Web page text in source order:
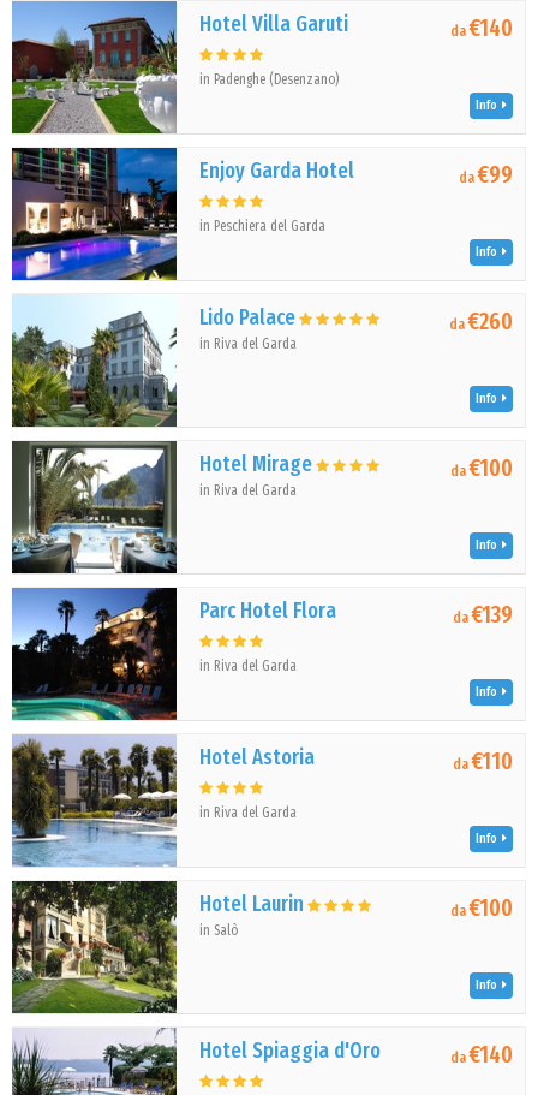
Hotel Villa Garuti
in Padenghe (Desenzano)
da€140
Info
Enjoy Garda Hotel
in Peschiera del Garda
da€99
Info
Lido Palace
in Riva del Garda
da€260
Info
Hotel Mirage
in Riva del Garda
da€100
Info
Parc Hotel Flora
in Riva del Garda
da€139
Info
Hotel Astoria
in Riva del Garda
da€110
Info
Hotel Laurin
in Salò
da€100
Info
Hotel Spiaggia d'Oro da€140